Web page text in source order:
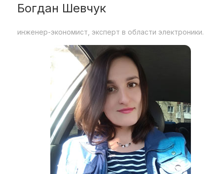
Богдан Шевчук
инженер-экономист, эксперт в области электроники.